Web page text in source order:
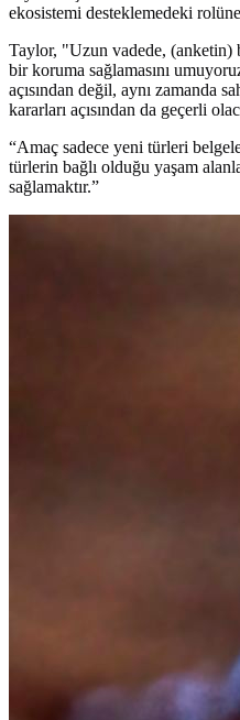
ekosistemi desteklemedeki
Taylor, "Uzun vadede, (anketin)
bir koruma sağlamasını
açısından değil, aynı zamanda
kararları açısından da geçerli
“Amaç sadece yeni türleri
türlerin bağlı olduğu yaşam
sağlamaktır.”